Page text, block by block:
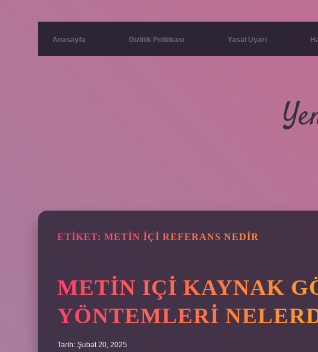
Anasayfa Gizlilik Politikası Yasal Uyarı
ETIKET: METIN IÇI REFERANS NEDIR
METIN IÇI KAYNAK
YÖNTEMLERI
Tarih: Şubat 20, 2025